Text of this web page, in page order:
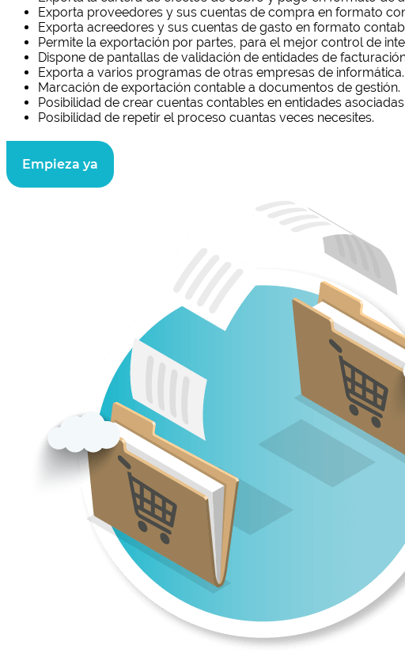
Exporta proveedores y sus cuentas de compra en formato
Exporta acreedores y sus cuentas de gasto en formato
Permite la exportación por partes, para el mejor control de
Dispone de pantallas de validación de entidades de
Exporta a varios programas de otras empresas de informática.
Marcación de exportación contable a documentos de gestión.
Posibilidad de crear cuentas contables en entidades
Posibilidad de repetir el proceso cuantas veces necesites.
Empieza ya